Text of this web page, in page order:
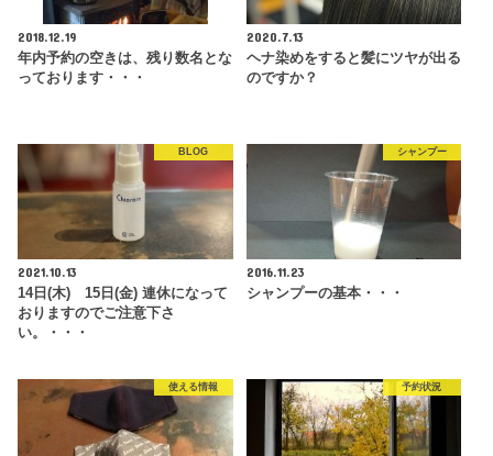
2018.12.19
年内予約の空きは、残り数名とな
っております・・・
2020.7.13
ヘナ染めをすると髪にツヤが出る
のですか？
BLOG
2021.10.13
14日(木) 15日(金) 連休になって
おりますのでご注意下さ
い。・・・
シャンプー
2016.11.23
シャンプーの基本・・・
使える情報 予約状況